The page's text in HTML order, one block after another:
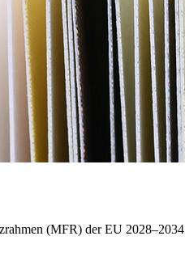
(MFR) der EU 2028–2034